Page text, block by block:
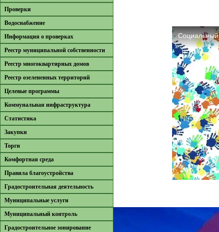
Проверки
Водоснабжение
Информация о проверках
Реестр муниципальной собственности
Реестр многоквартирных домов
Реестр озелененных территорий
Целевые программы
Коммунальная инфраструктура
Cтатистика
Закупки
Торги
Комфортная среда
Правила благоустройства
Градостроительная деятельность
Муниципальные услуги
Муниципальный контроль
Градостроительное зонирование